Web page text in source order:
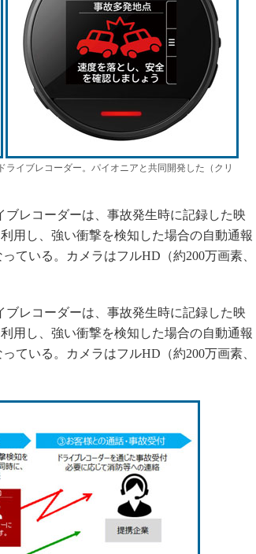
イブレコーダー。パイオニアと共同開発した（クリ
レコーダーは、事故発生時に記録した映
用し、強い衝撃を検知した場合の自動通報
ている。カメラはフルHD（約200万画素、
レコーダーは、事故発生時に記録した映
用し、強い衝撃を検知した場合の自動通報
ている。カメラはフルHD（約200万画素、